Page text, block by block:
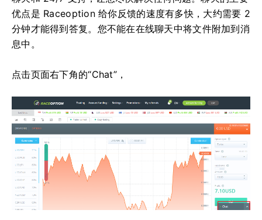
优点是 Raceoption 给你反馈的速度有多快，大约需要 2
分钟才能得到答复。 您不能在在线聊天中将文件附加到消
息中。
点击页面右下角的“Chat”，